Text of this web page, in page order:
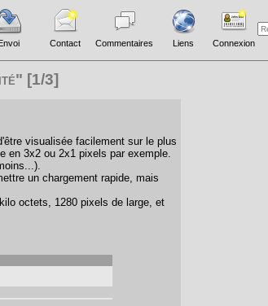
Contact Commentaires Liens Connexion
[1/3]
visualisée facilement sur le plus
en 3x2 ou 2x1 pixels par exemple.
un chargement rapide, mais
octets, 1280 pixels de large, et